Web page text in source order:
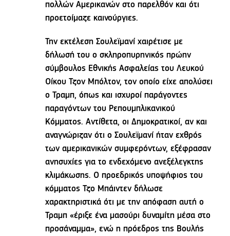
πολλών Αμερικανών στο παρελθόν και ότι
προετοίμαζε καινούργιες.
Την εκτέλεση Σουλεϊμανί χαιρέτισε με
δήλωσή του ο σκληροπυρηνικός πρώην
σύμβουλος Εθνικής Ασφαλείας του Λευκού
Οίκου Τζον Μπόλτον, τον οποίο είχε απολύσει
ο Τραμπ, όπως και ισχυροί παράγοντες
παραγόντων του Ρεπουμπλικανικού
Κόμματος. Αντίθετα, οι Δημοκρατικοί, αν και
αναγνώριζαν ότι ο Σουλεϊμανί ήταν εχθρός
των αμερικανικών συμφερόντων, εξέφρασαν
ανησυχίες για το ενδεχόμενο ανεξέλεγκτης
κλιμάκωσης. Ο προεδρικός υποψήφιος του
κόμματος Τζο Μπάιντεν δήλωσε
χαρακτηριστικά ότι με την απόφαση αυτή ο
Τραμπ «έριξε ένα μασούρι δυναμίτη μέσα στο
προσάναμμα», ενώ η πρόεδρος της Βουλής